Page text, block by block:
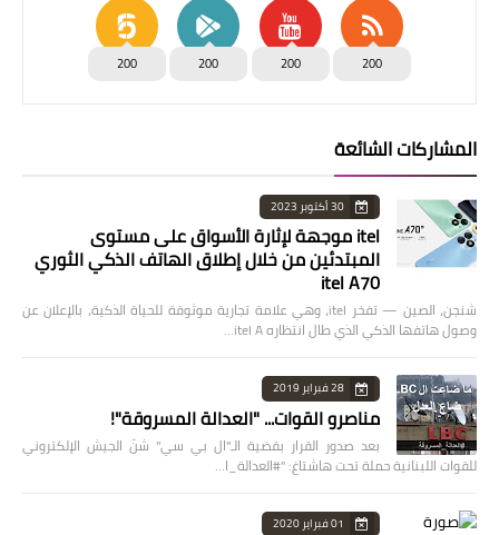
200
200
200
200
المشاركات الشائعة
30 أكتوبر 2023
itel موجهة لإثارة الأسواق على مستوى
المبتدئين من خلال إطلاق الهاتف الذكي الثوري
itel A70
شنجن، الصين — تفخر itel، وهي علامة تجارية موثوقة للحياة الذكية، بالإعلان عن
وصول هاتفها الذكي الذي طال انتظاره itel A…
28 فبراير 2019
مناصرو القوات... "العدالة المسروقة"!
بعد صدور القرار بقضية الـ"ال بي سي" شنّ الجيش الإلكتروني
للقوات اللبنانية حملة تحت هاشتاغ: "#العدالة_ا…
01 فبراير 2020